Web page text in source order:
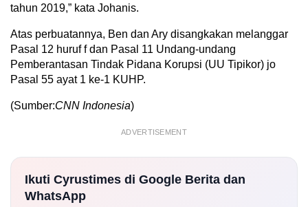
tahun 2019,” kata Johanis.
Atas perbuatannya, Ben dan Ary disangkakan melanggar
Pasal 12 huruf f dan Pasal 11 Undang-undang
Pemberantasan Tindak Pidana Korupsi (UU Tipikor) jo
Pasal 55 ayat 1 ke-1 KUHP.
(Sumber:CNN Indonesia)
ADVERTISEMENT
Ikuti Cyrustimes di Google Berita dan
WhatsApp